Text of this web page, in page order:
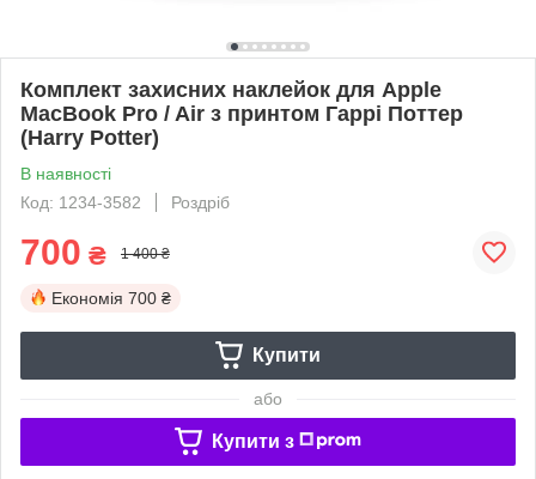
Комплект захисних наклейок для Apple
MacBook Pro / Air з принтом Гаррі Поттер
(Harry Potter)
В наявності
Код: 1234-3582
Роздріб
700 ₴ 1 400 ₴
Економія 700 ₴
Купити
або
Купити з